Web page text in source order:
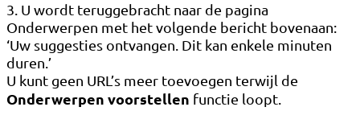
3. U wordt teruggebracht naar de pagina
Onderwerpen met het volgende bericht bovenaan:
‘Uw suggesties ontvangen. Dit kan enkele minuten
duren.’
U kunt geen URL’s meer toevoegen terwijl de
Onderwerpen voorstellen functie loopt.